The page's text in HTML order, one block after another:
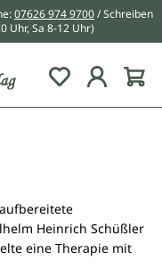
07626 974 9700/ Schreiben
Uhr, Sa 8-12 Uhr)
Du hast 0
Heinrich Schüßler
eine Therapie mit